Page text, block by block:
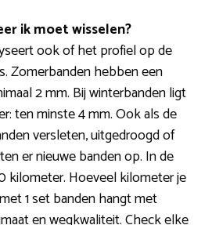
ik moet wisselen?
ook of het profiel op de
Zomerbanden hebben een
2 mm. Bij winterbanden ligt
ten minste 4 mm. Ook als de
versleten, uitgedroogd of
er nieuwe banden op. In de
kilometer. Hoeveel kilometer je
1 set banden hangt met
en wegkwaliteit. Check elke